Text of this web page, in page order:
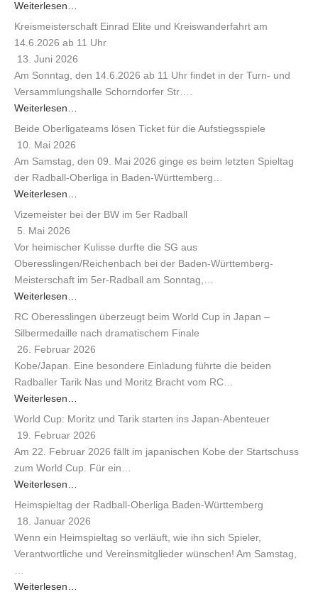
Weiterlesen…
Kreismeisterschaft Einrad Elite und Kreiswanderfahrt am
14.6.2026 ab 11 Uhr
13. Juni 2026
Am Sonntag, den 14.6.2026 ab 11 Uhr findet in der Turn- und
Versammlungshalle Schorndorfer Str….
Weiterlesen…
Beide Oberligateams lösen Ticket für die Aufstiegsspiele
10. Mai 2026
Am Samstag, den 09. Mai 2026 ginge es beim letzten Spieltag
der Radball-Oberliga in Baden-Württemberg…
Weiterlesen…
Vizemeister bei der BW im 5er Radball
5. Mai 2026
Vor heimischer Kulisse durfte die SG aus
Oberesslingen/Reichenbach bei der Baden-Württemberg-
Meisterschaft im 5er-Radball am Sonntag,…
Weiterlesen…
RC Oberesslingen überzeugt beim World Cup in Japan –
Silbermedaille nach dramatischem Finale
26. Februar 2026
Kobe/Japan. Eine besondere Einladung führte die beiden
Radballer Tarik Nas und Moritz Bracht vom RC…
Weiterlesen…
World Cup: Moritz und Tarik starten ins Japan-Abenteuer
19. Februar 2026
Am 22. Februar 2026 fällt im japanischen Kobe der Startschuss
zum World Cup. Für ein…
Weiterlesen…
Heimspieltag der Radball-Oberliga Baden-Württemberg
18. Januar 2026
Wenn ein Heimspieltag so verläuft, wie ihn sich Spieler,
Verantwortliche und Vereinsmitglieder wünschen! Am Samstag,
…
Weiterlesen…